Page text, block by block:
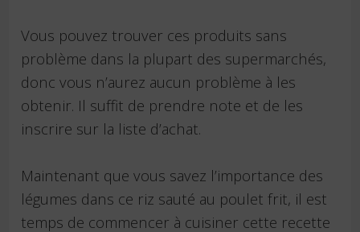
Vous pouvez trouver ces produits sans
problème dans la plupart des supermarchés,
donc vous n’aurez aucun problème à les
obtenir. Il suffit de prendre note et de les
inscrire sur la liste d’achat.
Maintenant que vous savez l’importance des
légumes dans ce riz sauté au poulet frit, il est
temps de commencer à cuisiner cette recette